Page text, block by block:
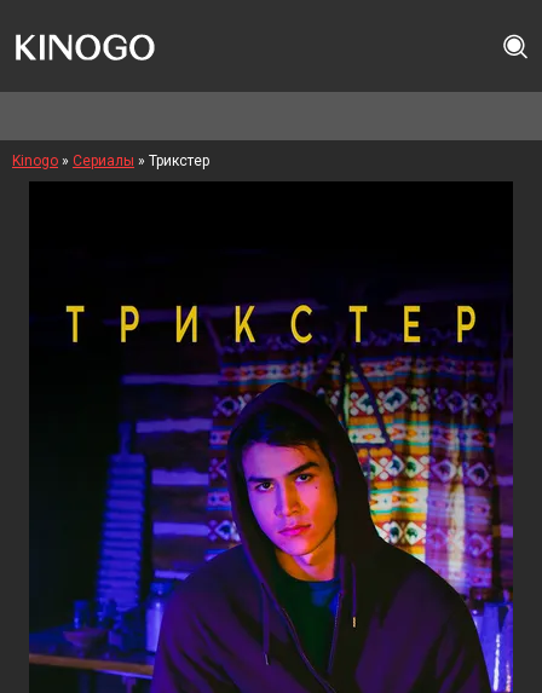
Kinogo » Сериалы » Трикстер